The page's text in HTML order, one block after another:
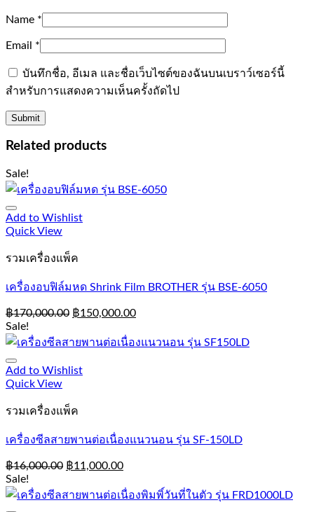
Name *
Email *
บันทึกชื่อ, อีเมล และชื่อเว็บไซต์ของฉันบนเบราว์เซอร์นี้
สำหรับการแสดงความเห็นครั้งถัดไป
Related products
Sale!
Add to Wishlist
Quick View
รวมเครื่องแพ็ค
เครื่องอบฟิล์มหด Shrink Film BROTHER รุ่น BSE-6050
฿170,000.00 ฿150,000.00
Sale!
Add to Wishlist
Quick View
รวมเครื่องแพ็ค
เครื่องซีลสายพานต่อเนื่องแนวนอน รุ่น SF-150LD
฿16,000.00 ฿11,000.00
Sale!